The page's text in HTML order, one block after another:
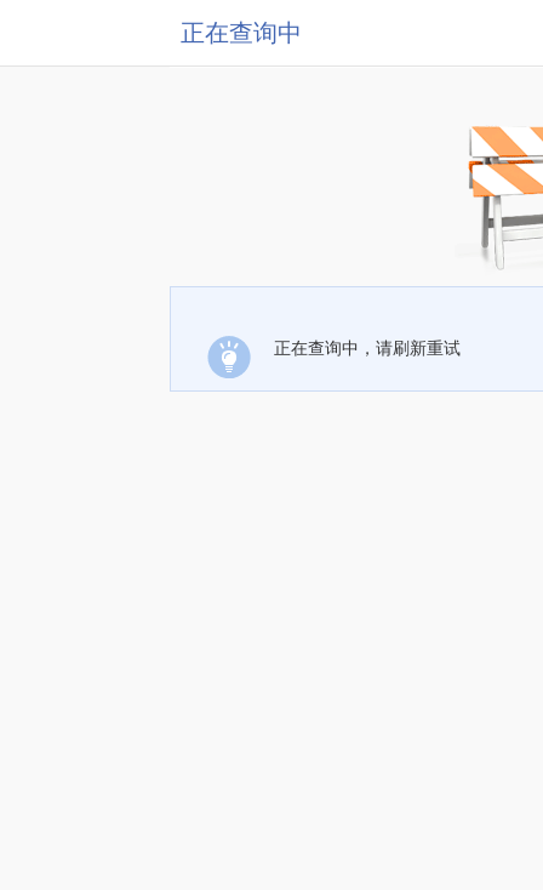
正在查询中
正在查询中，请刷新重试